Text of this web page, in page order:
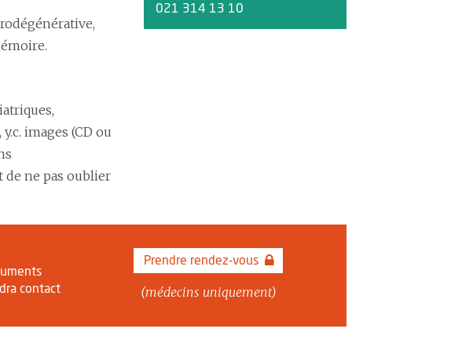
images (CD ou
de ne pas oublier
021 314 13 10
contact
Prendre rendez-vous
(médecins uniquement)